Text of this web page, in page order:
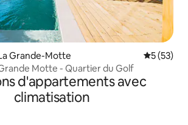
Grande-Motte
5 (53)
Motte - Quartier du Golf
d'appartements avec
climatisation